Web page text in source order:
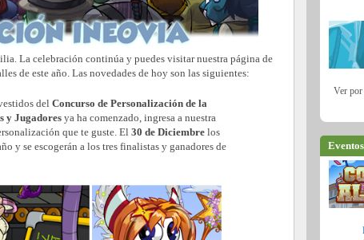
La celebración continúa y puedes visitar nuestra página de
de este año. Las novedades de hoy son las siguientes:
del Concurso de Personalización de la
y Jugadores ya ha comenzado, ingresa a nuestra
que te guste. El 30 de Diciembre los
y se escogerán a los tres finalistas y ganadores de
Ver por